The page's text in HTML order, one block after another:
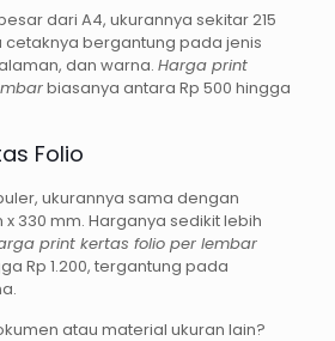
dari A4, ukurannya sekitar 215
cetaknya bergantung pada jenis
dan warna. Harga print
biasanya antara Rp 500 hingga
Folio
ukurannya sama dengan
x 330 mm. Harganya sedikit lebih
print kertas folio per lembar
Rp 1.200, tergantung pada
atau material ukuran lain?